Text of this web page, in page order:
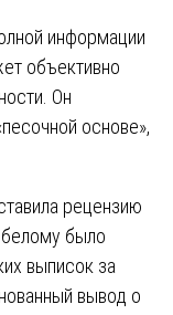
информации
объективно
Он
основе»,
рецензию
было
выписок за
вывод о